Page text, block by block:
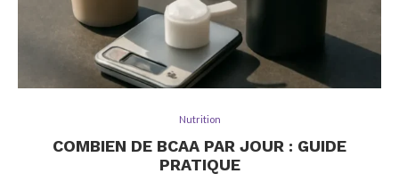
Nutrition
COMBIEN DE BCAA PAR JOUR : GUIDE
PRATIQUE